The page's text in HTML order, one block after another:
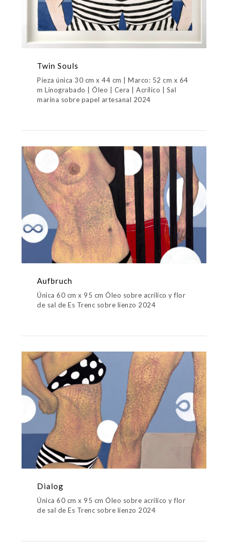
Twin Souls
Pieza única 30 cm x 44 cm | Marco: 52 cm x 64
m Linograbado | Óleo | Cera | Acrílico | Sal
marina sobre papel artesanal 2024
Aufbruch
Única 60 cm x 95 cm Óleo sobre acrílico y flor
de sal de Es Trenc sobre lienzo 2024
Dialog
Única 60 cm x 95 cm Óleo sobre acrílico y flor
de sal de Es Trenc sobre lienzo 2024